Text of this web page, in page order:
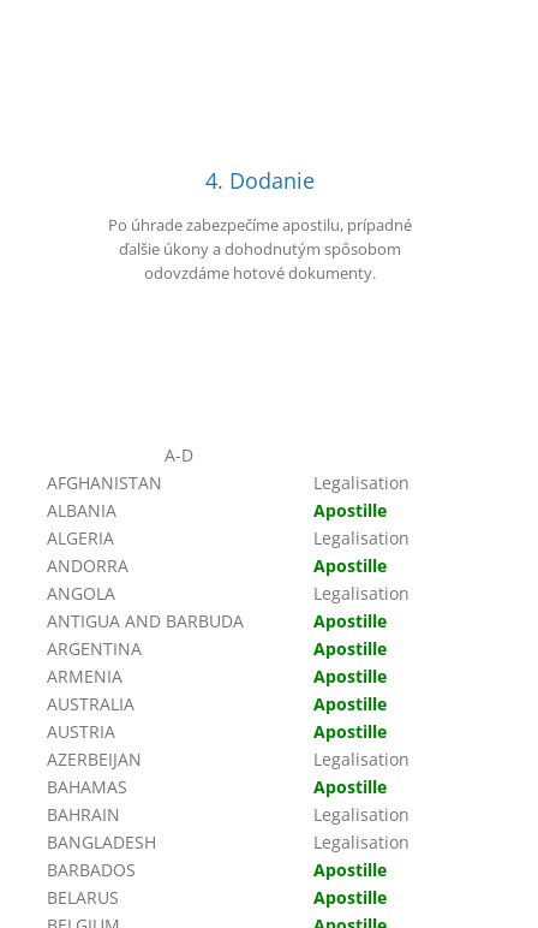
4. Dodanie
Po úhrade zabezpečíme apostilu, prípadné
ďalšie úkony a dohodnutým spôsobom
odovzdáme hotové dokumenty.
A-D
AFGHANISTAN
Legalisation
ALBANIA
Apostille
ALGERIA
Legalisation
ANDORRA
Apostille
ANGOLA
Legalisation
ANTIGUA AND BARBUDA
Apostille
ARGENTINA
Apostille
ARMENIA
Apostille
AUSTRALIA
Apostille
AUSTRIA
Apostille
AZERBEIJAN
Legalisation
BAHAMAS
Apostille
BAHRAIN
Legalisation
BANGLADESH
Legalisation
BARBADOS
Apostille
BELARUS
Apostille